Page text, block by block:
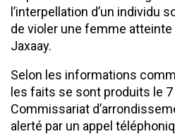
l’interpellation d’un individu
de violer une femme
Jaxaay.
Selon les informations
les faits se sont produits le 7
Commissariat
alerté par un appel